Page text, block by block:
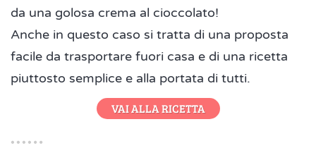
da una golosa crema al cioccolato!
Anche in questo caso si tratta di una proposta
facile da trasportare fuori casa e di una ricetta
piuttosto semplice e alla portata di tutti.
VAI ALLA RICETTA